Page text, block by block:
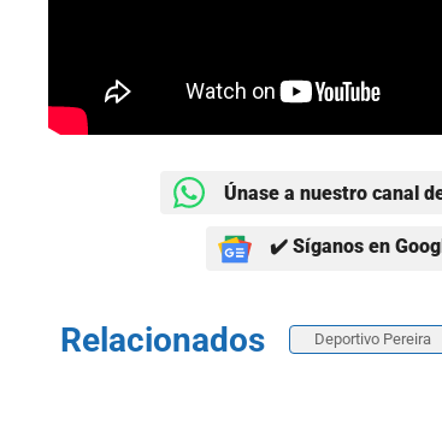
Únase a nuestro canal
✔️ Síganos en
Relacionados Deportivo Pereira